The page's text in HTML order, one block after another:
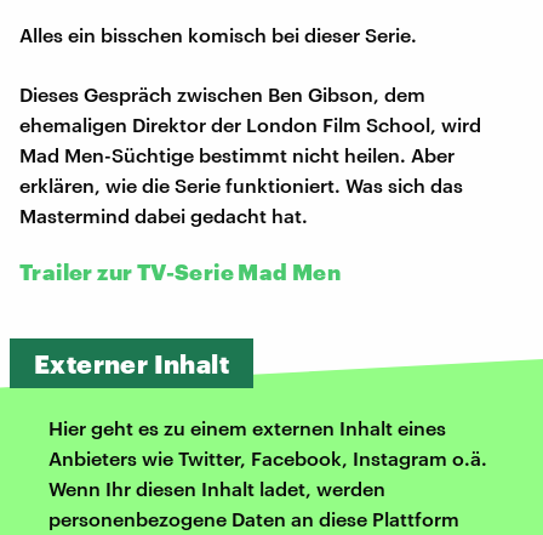
Alles ein bisschen komisch bei dieser Serie.
Dieses Gespräch zwischen Ben Gibson, dem
ehemaligen Direktor der London Film School, wird
Mad Men-Süchtige bestimmt nicht heilen. Aber
erklären, wie die Serie funktioniert. Was sich das
Mastermind dabei gedacht hat.
Trailer zur TV-Serie Mad Men
Externer Inhalt
Hier geht es zu einem externen Inhalt eines
Anbieters wie Twitter, Facebook, Instagram o.ä.
Wenn Ihr diesen Inhalt ladet, werden
personenbezogene Daten an diese Plattform